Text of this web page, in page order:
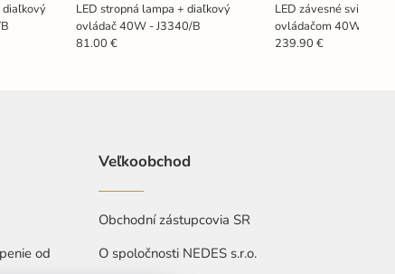
diaľkový
LED stropná lampa + diaľkový
ovládač 40W - J3340/B
81.00 €
LED závesné svietidlo
ovládačom 40W -
239.90 €
od
Veľkoobchod
Obchodní zástupcovia SR
O spoločnosti NEDES s.r.o.